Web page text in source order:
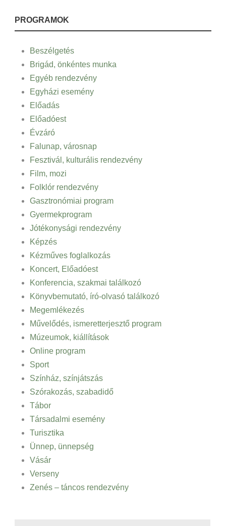
PROGRAMOK
Beszélgetés
Brigád, önkéntes munka
Egyéb rendezvény
Egyházi esemény
Előadás
Előadóest
Évzáró
Falunap, városnap
Fesztivál, kulturális rendezvény
Film, mozi
Folklór rendezvény
Gasztronómiai program
Gyermekprogram
Jótékonysági rendezvény
Képzés
Kézműves foglalkozás
Koncert, Előadóest
Konferencia, szakmai találkozó
Könyvbemutató, író-olvasó találkozó
Megemlékezés
Művelődés, ismeretterjesztő program
Múzeumok, kiállítások
Online program
Sport
Színház, színjátszás
Szórakozás, szabadidő
Tábor
Társadalmi esemény
Turisztika
Ünnep, ünnepség
Vásár
Verseny
Zenés – táncos rendezvény